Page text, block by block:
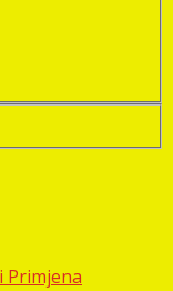
Primjena